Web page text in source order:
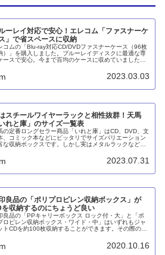
ーレイ対応で安心！エレコム「ファスナーケ
」で省スペースに収納
コムの「Blu-ray対応CD/DVDファスナーケース（96枚
）」を購入しました。ブルーレイディスクに最適な専
ースで安心。今まで百均のケースに収めていました
2023.03.03
スチールワイヤーラックと相性抜群！天馬
いれと庫」のサイズ一覧表
の定番ロングセラー商品「いれと庫」はCD、DVD、文
、コミック本などにピッタリでサイズバリエーション
な収納ボックスです。しかし実はメタルラックなどの
他のモノを収納するにも便利でしょう。2023.07.31
良品の「ポリプロピレン収納ボックス」が
を収納するのにちょうど良い
良品の「PPキャリーボックス ロック付・大」と「ポ
ロピレン収納ボックス・ワイド・中」はいずれもジャ
トCDを約100枚収納することができます。その際の重
い場合はPPキャリーボックス、ホワイト系が良い場合
リプロピレン収納ボックスを選ぶのが良いでしょう。
2020.10.16